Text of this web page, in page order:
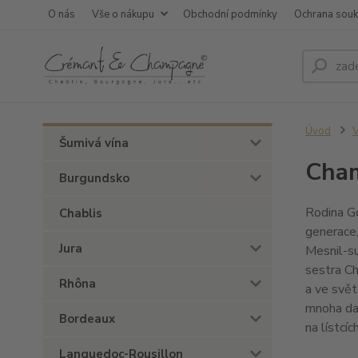
O nás Vše o nákupu Obchodní podmínky Ochrana
Šumivá vína
Burgundsko
Chablis
Jura
Rhôna
Bordeaux
Languedoc-Rousillon
Úvod
Rodina
Mesnil-
sestra
a ve
mnoha
na